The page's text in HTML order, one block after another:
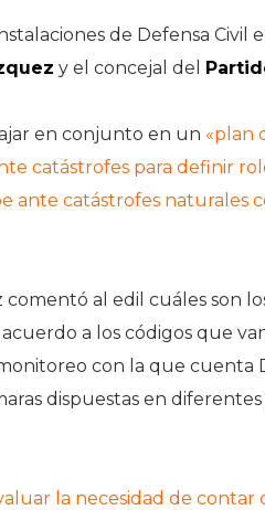
de Defensa Civil
y el concejal del
en conjunto en un «plan
catástrofes para definir
ante catástrofes naturales
al edil cuáles son
a los códigos que
con la que cuenta
dispuestas en
la necesidad de